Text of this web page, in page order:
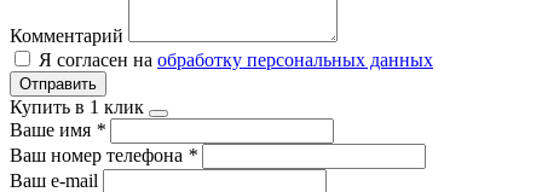
Комментарий
Я согласен на обработку персональных данных
Отправить
Купить в 1 клик
Ваше имя *
Ваш номер телефона *
Ваш e-mail